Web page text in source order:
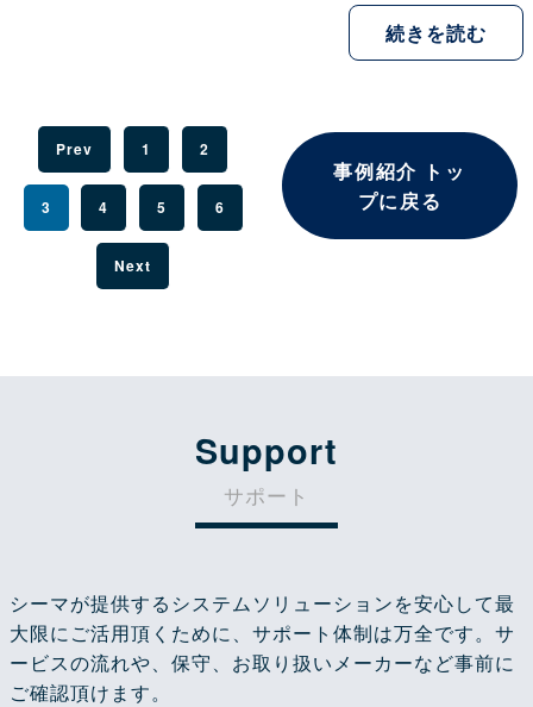
続きを読む
Prev 1 2
3 4 5 6
Next
事例紹介 トッ
プに戻る
Support
サポート
シーマが提供するシステムソリューションを安心して最
大限にご活用頂くために、サポート体制は万全です。サ
ービスの流れや、保守、お取り扱いメーカーなど事前に
ご確認頂けます。